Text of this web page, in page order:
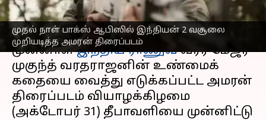
முதல் நாள் பாக்ஸ் ஆபிஸில் இந்தியன் 2 வசூலை
முறியடித்த அமரன் திரைப்படம்
செய்தி முன்னோட்டம்
முன்னாள்இந்திய ராணுவவீரர் மேஜர்
முகுந்த் வரதராஜனின் உண்மைக்
கதையை வைத்து எடுக்கப்பட்ட அமரன்
திரைப்படம் வியாழக்கிழமை
(அக்டோபர் 31) தீபாவளியை முன்னிட்டு